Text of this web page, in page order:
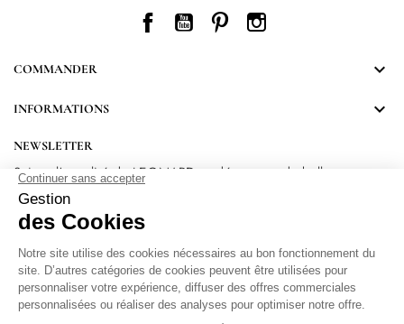
Facebook
YouTube
PinterestInstagram
COMMANDER 
INFORMATIONS 
NEWSLETTER
Suivez l’actualité de LEONARD et découvrez de belles
surprises.
En vous inscrivant, vous acceptez notre Politique de confidentialité.Protection
des données personnelles.